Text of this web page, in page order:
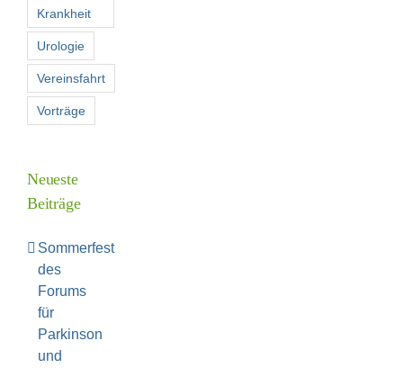
Krankheit
Urologie
Vereinsfahrt
Vorträge
Neueste
Beiträge
Sommerfest
des
Forums
für
Parkinson
und